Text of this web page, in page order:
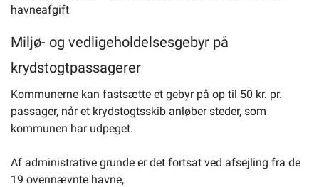
havneafgift
Miljø- og vedligeholdelsesgebyr på
krydstogtpassagerer
Kommunerne kan fastsætte et gebyr på op til 50 kr. pr.
passager, når et krydstogtsskib anløber steder, som
kommunen har udpeget.
Af administrative grunde er det fortsat ved afsejling fra de
19 ovennævnte havne,